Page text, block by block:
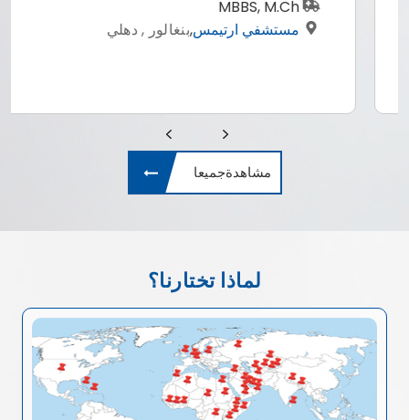
MBBS, M.Ch
مستشفي ارتيمس,بنغالور , دهلي
مشاهدةجميعا
لماذا تختارنا؟